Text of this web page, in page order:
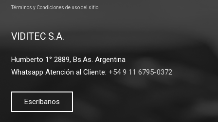
Términos y Condiciones de uso del sitio
VIDITEC S.A.
Humberto 1° 2889, Bs.As. Argentina
Whatsapp Atención al Cliente: +54 9 11 6795-0372
Escríbanos